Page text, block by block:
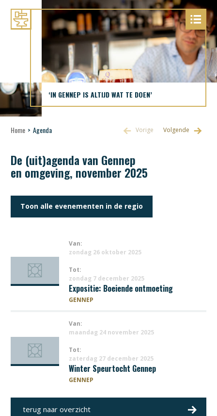
‘IN GENNEP IS ALTIJD WAT TE DOEN’
Home > Agenda
De (uit)agenda van Gennep
en omgeving, november 2025
Toon alle evenementen in de regio
Van:
zondag 26 oktober 2025
Tot:
zondag 7 december 2025
Expositie: Boeiende ontmoeting
GENNEP
Van:
maandag 24 november 2025
Tot:
zaterdag 27 december 2025
Winter Speurtocht Gennep
GENNEP
terug naar overzicht